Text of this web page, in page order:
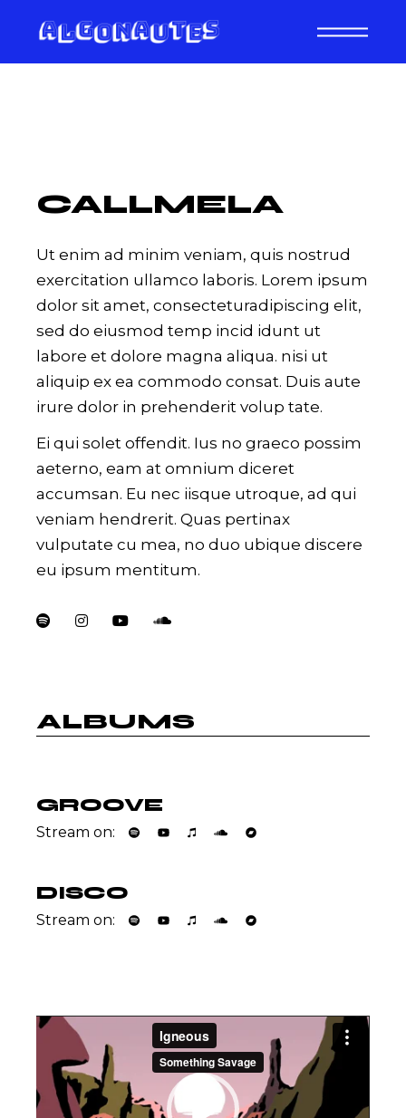
CALLMELA
Ut enim ad minim veniam, quis nostrud
exercitation ullamco laboris. Lorem ipsum
dolor sit amet, consecteturadipiscing elit,
sed do eiusmod temp incid idunt ut
labore et dolore magna aliqua. nisi ut
aliquip ex ea commodo consat. Duis aute
irure dolor in prehenderit volup tate.
Ei qui solet offendit. Ius no graeco possim
aeterno, eam at omnium diceret
accumsan. Eu nec iisque utroque, ad qui
veniam hendrerit. Quas pertinax
vulputate cu mea, no duo ubique discere
eu ipsum mentitum.
ALBUMS
GROOVE
Stream on:
DISCO
Stream on:
Lecteur